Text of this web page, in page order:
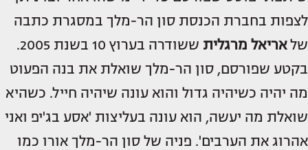
לצפות בחברת הכנסת סון הר-מלך במסגרת כתבה
שלאריאל מרגלית
ששודרה בערוץ 10 בשנת 2005.
בקטע שפורסם, סון הר-מלך שואלת את בנה הפעוט
מה יהיה כשיהיה גדול והוא עונה שיהיה חייל. כשהיא
שואלת מה יעשה, הוא עונה בעליצות 'אסע בג'יפ ואני
אהרוג את הערבים'. פניה של סון הר-מלך אורו כמו